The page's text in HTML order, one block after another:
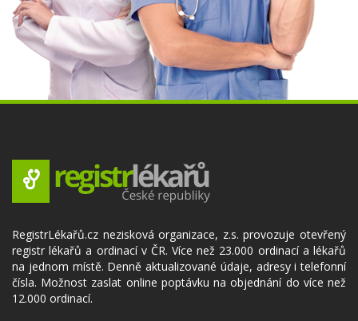
RegistrLékařů.cz nezisková organizace, z.s. provozuje otevřený
registr lékařů a ordinací v ČR. Více než 23.000 ordinací a lékařů
na jednom místě. Denně aktualizované údaje, adresy i telefonní
čísla. Možnost zaslat online poptávku na objednání do více než
12.000 ordinací.